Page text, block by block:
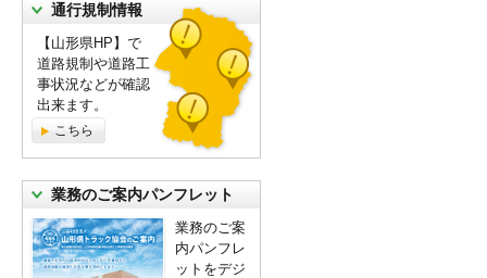
通行規制情報
【山形県HP】で
道路規制や道路工
事状況などが確認
出来ます。
こちら
業務のご案内パンフレット
業務のご案
内パンフレ
ットをデジ